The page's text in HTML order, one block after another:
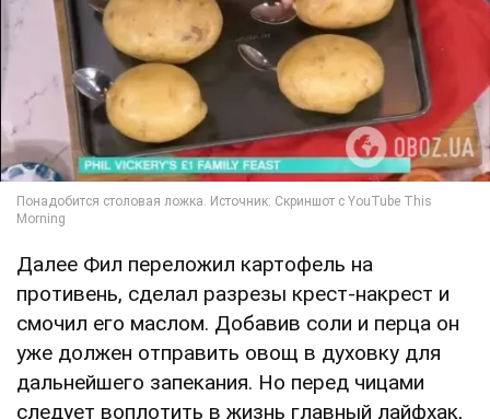
Далее Фил переложил картофель на
противень, сделал разрезы крест-накрест и
смочил его маслом. Добавив соли и перца он
уже должен отправить овощ в духовку для
дальнейшего запекания. Но перед чицами
следует воплотить в жизнь главный лайфхак,